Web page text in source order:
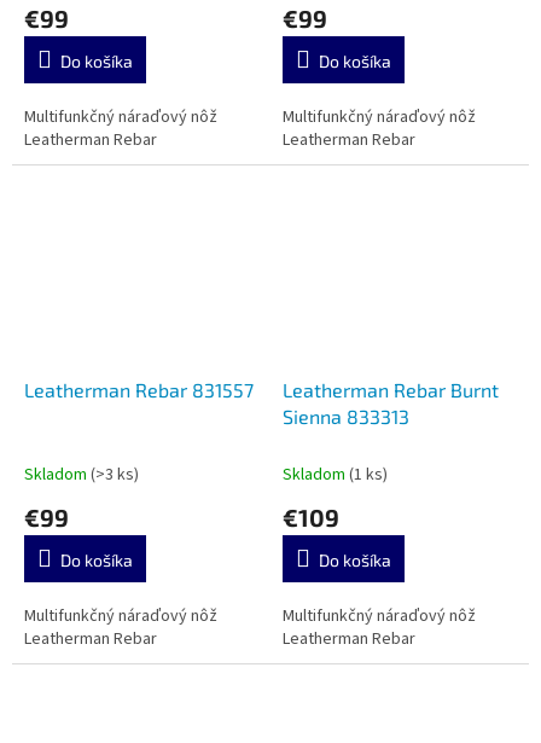
€99
Do košíka
Multifunkčný náraďový nôž
Leatherman Rebar
€99
Do košíka
Multifunkčný náraďový nôž
Leatherman Rebar
Leatherman Rebar 831557
Skladom (>3 ks)
€99
Do košíka
Multifunkčný náraďový nôž
Leatherman Rebar
Leatherman Rebar Burnt
Sienna 833313
Skladom (1 ks)
€109
Do košíka
Multifunkčný náraďový nôž
Leatherman Rebar